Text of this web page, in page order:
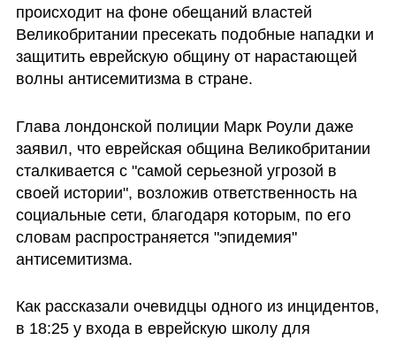
происходит на фоне обещаний властей
Великобритании пресекать подобные нападки и
защитить еврейскую общину от нарастающей
волны антисемитизма в стране.
Глава лондонской полиции Марк Роули даже
заявил, что еврейская община Великобритании
сталкивается с "самой серьезной угрозой в
своей истории", возложив ответственность на
социальные сети, благодаря которым, по его
словам распространяется "эпидемия"
антисемитизма.
Как рассказали очевидцы одного из инцидентов,
в 18:25 у входа в еврейскую школу для